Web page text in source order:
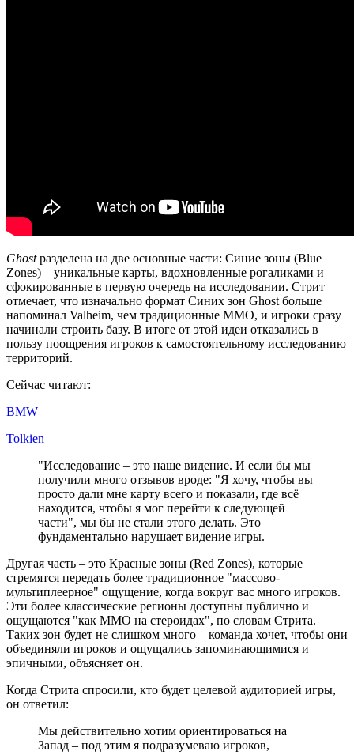
Ghostразделена на две основные части: Синие зоны (Blue
Zones) – уникальные карты, вдохновленные рогаликами и
сфокированные в первую очередь на исследовании. Стрит
отмечает, что изначально формат Синих зон Ghost больше
напоминал Valheim, чем традиционные MMO, и игроки сразу
начинали строить базу. В итоге от этой идеи отказались в
пользу поощрения игроков к самостоятельному исследованию
территорий.
Сейчас читают:
BMW
Tolkien
"Исследование – это наше видение. И если бы мы
получили много отзывов вроде: "Я хочу, чтобы вы
просто дали мне карту всего и показали, где всё
находится, чтобы я мог перейти к следующей
части", мы бы не стали этого делать. Это
фундаментально нарушает видение игры.
Другая часть – это Красные зоны (Red Zones), которые
стремятся передать более традиционное "массово-
мультиплеерное" ощущение, когда вокруг вас много игроков.
Эти более классические регионы доступны публично и
ощущаются "как MMO на стероидах", по словам Стрита.
Таких зон будет не слишком много – команда хочет, чтобы они
объединяли игроков и ощущались запоминающимися и
эпичными, объясняет он.
Когда Стрита спросили, кто будет целевой аудиторией игры,
он ответил:
Мы действительно хотим ориентироваться на
Запад – под этим я подразумеваю игроков,